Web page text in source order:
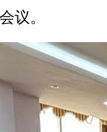
议。